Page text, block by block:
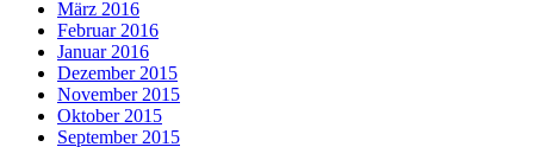
März 2016
Februar 2016
Januar 2016
Dezember 2015
November 2015
Oktober 2015
September 2015